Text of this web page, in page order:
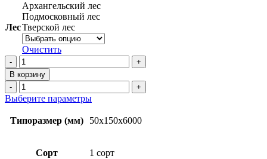
Лес
Архангельский лес
Подмосковный лес
Тверской лес
Очистить
Количество
товара
Доска
обрезная
50х150х6000
1
В корзину
Количество
товара
Доска
обрезная
50х150х6000
Выберите параметрыЭтот
имеет
Опции
Типоразмер (мм) 50x150x6000
Сорт 1 сорт